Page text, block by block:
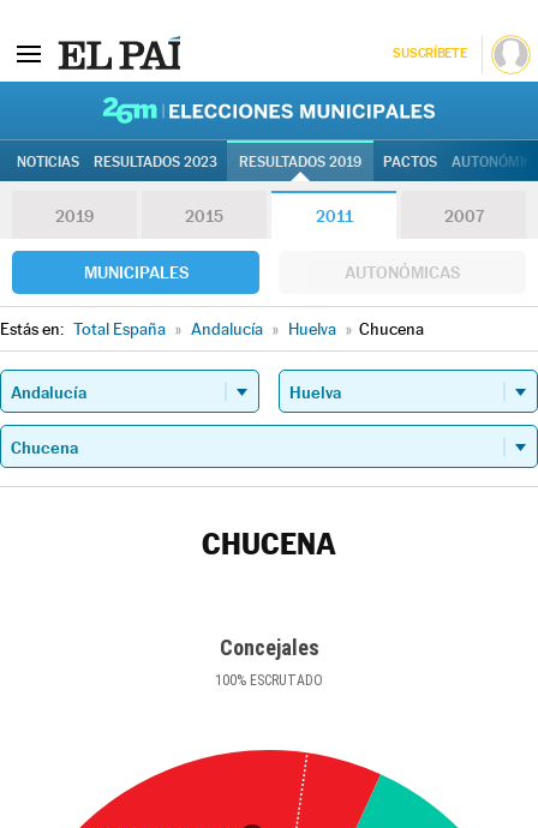
SUSCRÍBETE
NOTICIAS RESULTADOS 2023 RESULTADOS 2019 PACTOS
2019 2015 2011 2007
MUNICIPALES AUTONÓMICAS
Estás en: Total España » Andalucía » Huelva » Chucena
CHUCENA
Concejales
100% ESCRUTADO